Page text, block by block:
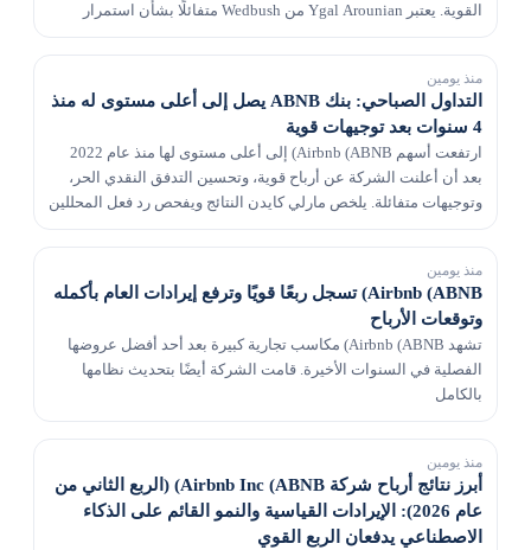
القوية. يعتبر Ygal Arounian من Wedbush متفائلًا بشأن استمرار
منذ يومين
التداول الصباحي: بنك ABNB يصل إلى أعلى مستوى له منذ
4 سنوات بعد توجيهات قوية
ارتفعت أسهم Airbnb (ABNB) إلى أعلى مستوى لها منذ عام 2022
بعد أن أعلنت الشركة عن أرباح قوية، وتحسين التدفق النقدي الحر،
وتوجيهات متفائلة. يلخص مارلي كايدن النتائج ويفحص رد فعل المحللين
منذ يومين
Airbnb (ABNB) تسجل ربعًا قويًا وترفع إيرادات العام بأكمله
وتوقعات الأرباح
تشهد Airbnb (ABNB) مكاسب تجارية كبيرة بعد أحد أفضل عروضها
الفصلية في السنوات الأخيرة. قامت الشركة أيضًا بتحديث نظامها
بالكامل
منذ يومين
أبرز نتائج أرباح شركة Airbnb Inc (ABNB) (الربع الثاني من
عام 2026): الإيرادات القياسية والنمو القائم على الذكاء
الاصطناعي يدفعان الربع القوي